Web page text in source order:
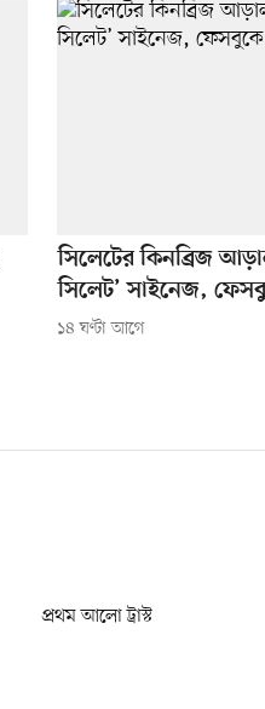
সিলেটের কিনব্রিজ
সিলেট’ সাইনেজ,
১৪ ঘণ্টা আগে
প্রথম আলো ট্রাস্ট